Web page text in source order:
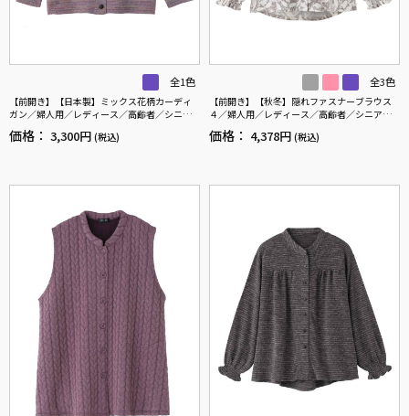
全1色
【前開き】【日本製】ミックス花柄カーディ
ガン／婦人用／レディース／高齢者／シニア
／名前記入欄付／大きめボタン／身幅ゆった
り／ギフト／プレゼント 【CF】
価格： 3,300円 (税込)
全3色
【前開き】【秋冬】隠れファスナーブラウス
４／婦人用／レディース／高齢者／シニア／
後ろ長め／名前記入欄付／お出かけ／プレゼ
ント／ギフト 【CF】
価格： 4,378円 (税込)